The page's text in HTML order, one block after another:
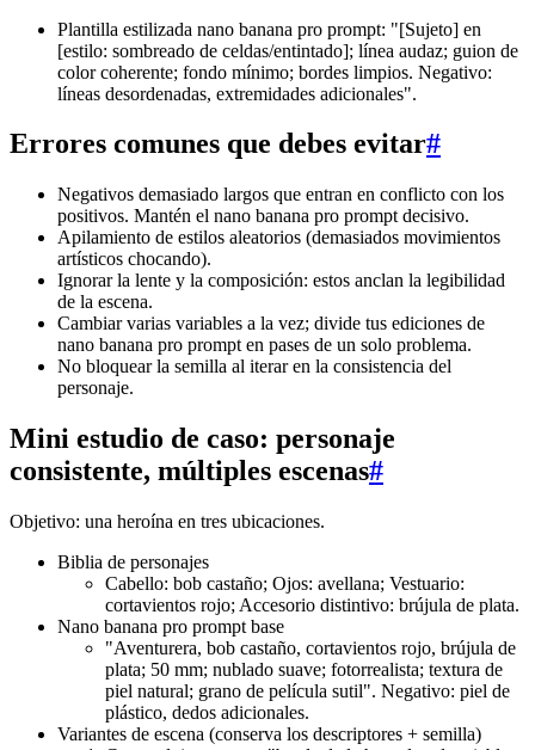
Plantilla estilizada nano banana pro prompt: "[Sujeto] en
[estilo: sombreado de celdas/entintado]; línea audaz; guion de
color coherente; fondo mínimo; bordes limpios. Negativo:
líneas desordenadas, extremidades adicionales".
Errores comunes que debes evitar#
Negativos demasiado largos que entran en conflicto con los
positivos. Mantén el nano banana pro prompt decisivo.
Apilamiento de estilos aleatorios (demasiados movimientos
artísticos chocando).
Ignorar la lente y la composición: estos anclan la legibilidad
de la escena.
Cambiar varias variables a la vez; divide tus ediciones de
nano banana pro prompt en pases de un solo problema.
No bloquear la semilla al iterar en la consistencia del
personaje.
Mini estudio de caso: personaje
consistente, múltiples escenas#
Objetivo: una heroína en tres ubicaciones.
Biblia de personajes
Cabello: bob castaño; Ojos: avellana; Vestuario:
cortavientos rojo; Accesorio distintivo: brújula de plata.
Nano banana pro prompt base
"Aventurera, bob castaño, cortavientos rojo, brújula de
plata; 50 mm; nublado suave; fotorrealista; textura de
piel natural; grano de película sutil". Negativo: piel de
plástico, dedos adicionales.
Variantes de escena (conserva los descriptores + semilla)